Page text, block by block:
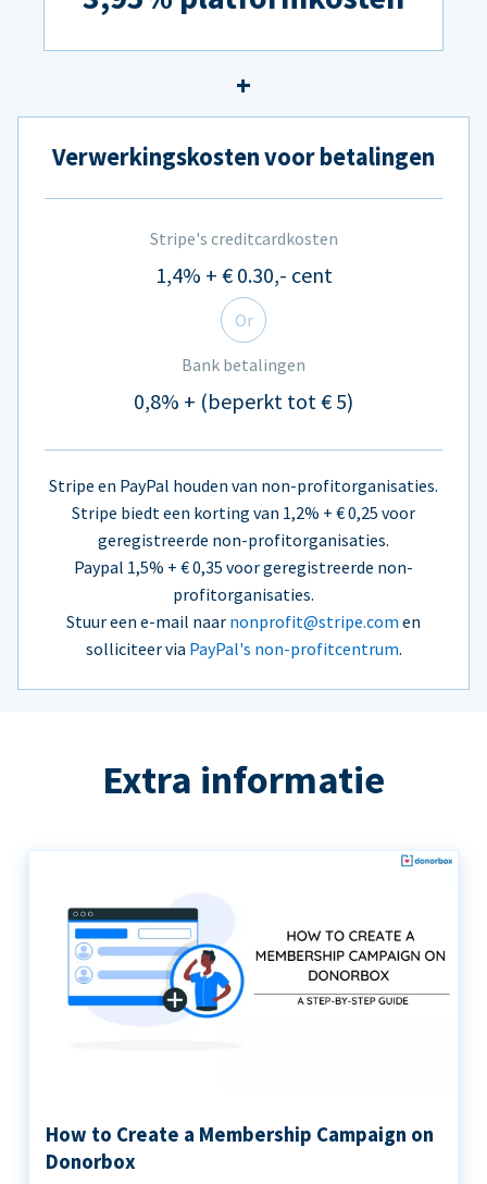
Verwerkingskosten voor betalingen
Stripe's creditcardkosten
1,4% + € 0.30,- cent
Or
Bank betalingen
0,8% + (beperkt tot € 5)
Stripe en PayPal houden van non-profitorganisaties.
Stripe biedt een korting van 1,2% + € 0,25 voor
geregistreerde non-profitorganisaties.
Paypal 1,5% + € 0,35 voor geregistreerde non-
profitorganisaties.
Stuur een e-mail naar nonprofit@stripe.com en
solliciteer via PayPal's non-profitcentrum.
Extra informatie
How to Create a Membership Campaign on
Donorbox